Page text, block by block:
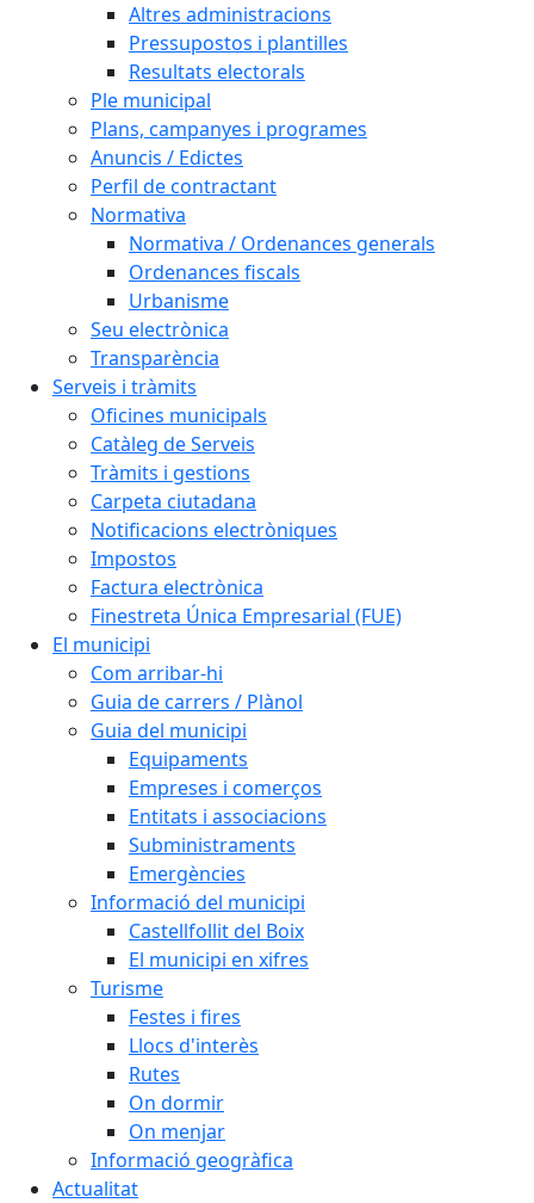
Altres administracions
Pressupostos i plantilles
Resultats electorals
Ple municipal
Plans, campanyes i programes
Anuncis / Edictes
Perfil de contractant
Normativa
Normativa / Ordenances generals
Ordenances fiscals
Urbanisme
Seu electrònica
Transparència
Serveis i tràmits
Oficines municipals
Catàleg de Serveis
Tràmits i gestions
Carpeta ciutadana
Notificacions electròniques
Impostos
Factura electrònica
Finestreta Única Empresarial (FUE)
El municipi
Com arribar-hi
Guia de carrers / Plànol
Guia del municipi
Equipaments
Empreses i comerços
Entitats i associacions
Subministraments
Emergències
Informació del municipi
Castellfollit del Boix
El municipi en xifres
Turisme
Festes i fires
Llocs d'interès
Rutes
On dormir
On menjar
Informació geogràfica
Actualitat